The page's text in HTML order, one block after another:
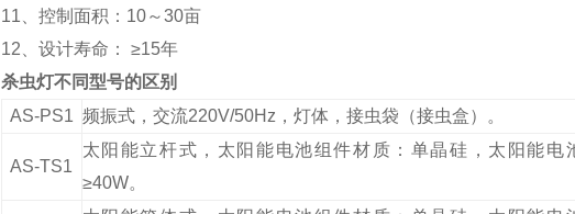
11、控制面积：10～30亩
12、设计寿命： ≥15年
杀虫灯不同型号的区别
AS-PS1 频振式，交流220V/50Hz ， 灯体，接虫袋（接虫盒）。
AS-TS1
太阳能立杆式，太阳能电池组件材质：单晶硅，太阳能电
≥40W。